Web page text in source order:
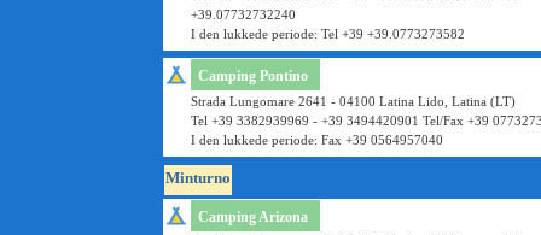
+39.07732732240
I den lukkede periode: Tel +39 +39.0773273582
Camping Pontino
Strada Lungomare 2641 - 04100 Latina Lido, Latina (LT)
Tel +39 3382939969 - +39 3494420901 Tel/Fax +39
I den lukkede periode: Fax +39 0564957040
Minturno
Camping Arizona